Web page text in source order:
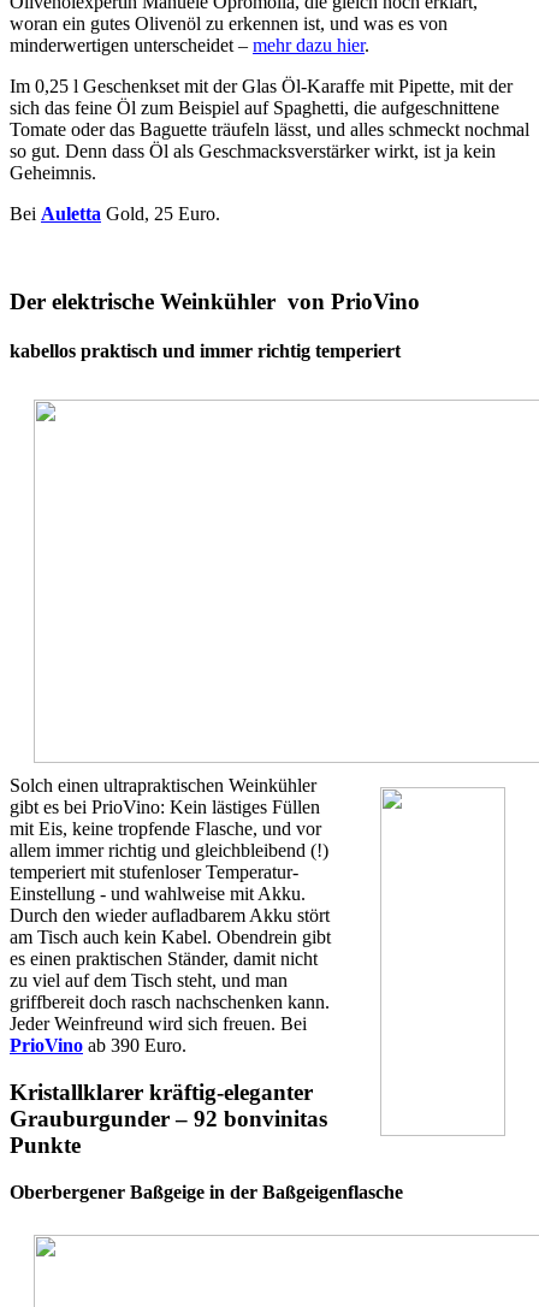
woran ein gutes Olivenöl zu erkennen ist, und was es von
minderwertigen unterscheidet – mehr dazu hier.
Im 0,25 l Geschenkset mit der Glas Öl-Karaffe mit Pipette, mit der
sich das feine Öl zum Beispiel auf Spaghetti, die aufgeschnittene
Tomate oder das Baguette träufeln lässt, und alles schmeckt nochmal
so gut. Denn dass Öl als Geschmacksverstärker wirkt, ist ja kein
Geheimnis.
Bei Auletta Gold, 25 Euro.
Der elektrische Weinkühler von PrioVino
kabellos praktisch und immer richtig temperiert
Solch einen ultrapraktischen Weinkühler
gibt es bei PrioVino: Kein lästiges Füllen
mit Eis, keine tropfende Flasche, und vor
allem immer richtig und gleichbleibend (!)
temperiert mit stufenloser Temperatur-
Einstellung - und wahlweise mit Akku.
Durch den wieder aufladbarem Akku stört
am Tisch auch kein Kabel. Obendrein gibt
es einen praktischen Ständer, damit nicht
zu viel auf dem Tisch steht, und man
griffbereit doch rasch nachschenken kann.
Jeder Weinfreund wird sich freuen. Bei
PrioVino ab 390 Euro.
Kristallklarer kräftig-eleganter
Grauburgunder – 92 bonvinitas
Punkte
Oberbergener Baßgeige in der Baßgeigenflasche